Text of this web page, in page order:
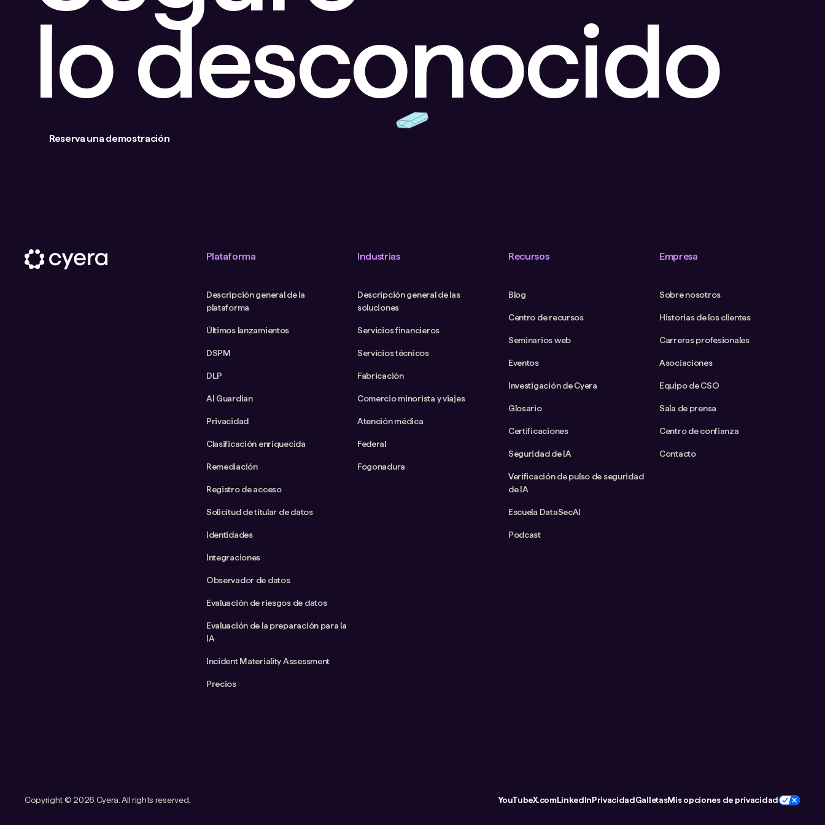
lo desconocido
Reserva una demostración
Plataforma
Descripción general de la
plataforma
Últimos lanzamientos
DSPM
DLP
AI Guardian
Privacidad
Clasificación enriquecida
Remediación
Registro de acceso
Solicitud de titular de datos
Identidades
Integraciones
Observador de datos
Evaluación de riesgos de datos
Evaluación de la preparación para la
IA
Incident Materiality Assessment
Precios
Industrias
Descripción general de las
soluciones
Servicios financieros
Servicios técnicos
Fabricación
Comercio minorista y viajes
Atención médica
Federal
Fogonadura
Recursos
Blog
Centro de recursos
Seminarios web
Eventos
Investigación de Cyera
Glosario
Certificaciones
Seguridad de IA
Verificación de pulso de seguridad
de IA
Escuela DataSecAI
Podcast
Empresa
Sobre nosotros
Historias de los clientes
Carreras profesionales
Asociaciones
Equipo de CSO
Sala de prensa
Centro de confianza
Contacto
Copyright © 2026 Cyera. All rights reserved. YouTubeX.comLinkedInPrivacidadGalletasMis opciones de privacidad